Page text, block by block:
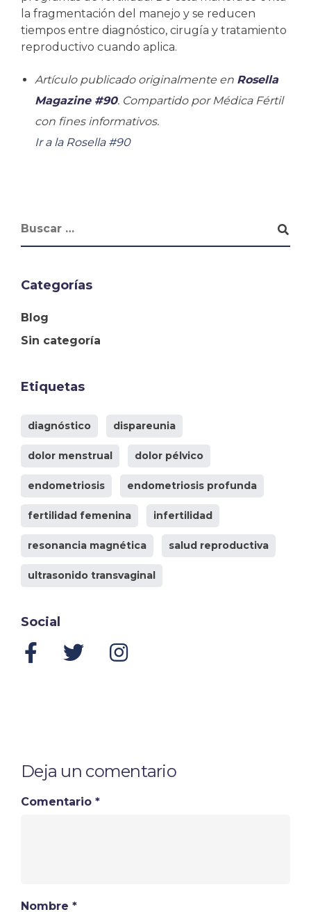
la fragmentación del manejo y se reducen
tiempos entre diagnóstico, cirugía y tratamiento
reproductivo cuando aplica.
Artículo publicado originalmente en Rosella
Magazine #90. Compartido por Médica Fértil
con fines informativos.
Ir a la Rosella #90
Categorías
Blog
Sin categoría
Etiquetas
diagnóstico dispareunia
dolor menstrual dolor pélvico
endometriosis endometriosis profunda
fertilidad femenina infertilidad
resonancia magnética salud reproductiva
ultrasonido transvaginal
Social
Deja un comentario
Comentario *
Nombre *